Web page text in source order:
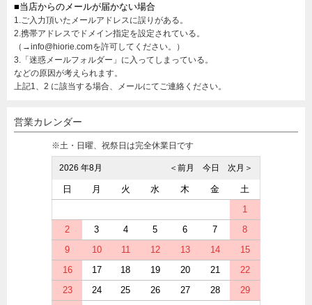
■当店からのメールが届かない場合
1.ご入力頂いたメールアドレスに誤りがある。
2.携帯アドレスでドメイン指定を設定されている。
（→info@hiorie.comを許可してください。）
3.「迷惑メールフォルダー」に入ってしまっている。
などの原因が考えられます。
上記1、2 に該当する場合、メールにてご連絡ください。
営業カレンダー
※土・日曜、祝祭日は完全休業日です
2026 年8月 次月＞
今日
＜前月
日 月 火 水 木 金
土
1
2
3 4 5 6 7
8
9
10 11 12 13 14
15
16
17 18 19 20 21
22
23
24 25 26 27 28
29